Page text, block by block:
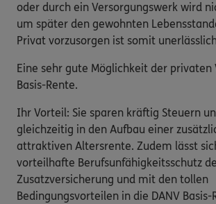
oder durch ein Versorgungswerk wird
um später den gewohnten
Privat vorzusorgen ist somit
Eine sehr gute Möglichkeit der privaten
Basis-Rente.
Ihr Vorteil: Sie sparen kräftig Steuern
gleichzeitig in den Aufbau einer
attraktiven Altersrente. Zudem lässt
vorteilhafte Berufsunfähigkeitsschutz
Zusatzversicherung und mit den tollen
Bedingungsvorteilen in die DANV Basis-